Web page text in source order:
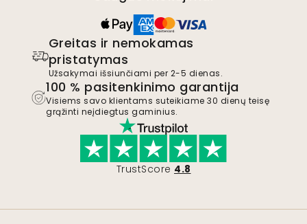
Greitas ir nemokamas
pristatymas
Užsakymai išsiunčiami per 2-5 dienas.
100 % pasitenkinimo garantija
Visiems savo klientams suteikiame 30 dienų teisę
grąžinti neįdiegtus gaminius.
TrustScore 4.8